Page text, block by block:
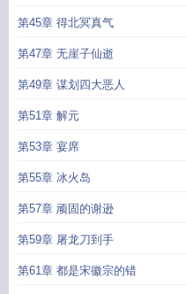
第45章 得北冥真气
第47章 无崖子仙逝
第49章 谋划四大恶人
第51章 解元
第53章 宴席
第55章 冰火岛
第57章 顽固的谢逊
第59章 屠龙刀到手
第61章 都是宋徽宗的错